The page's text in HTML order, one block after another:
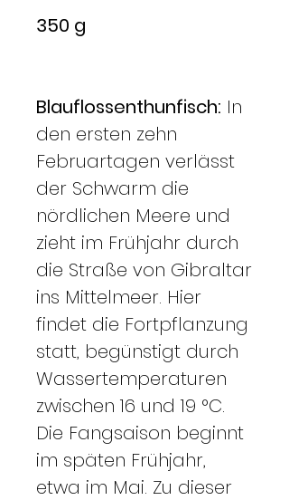
350 g
Blauflossenthunfisch: In
den ersten zehn
Februartagen verlässt
der Schwarm die
nördlichen Meere und
zieht im Frühjahr durch
die Straße von Gibraltar
ins Mittelmeer. Hier
findet die Fortpflanzung
statt, begünstigt durch
Wassertemperaturen
zwischen 16 und 19 °C.
Die Fangsaison beginnt
im späten Frühjahr,
etwa im Mai. Zu dieser